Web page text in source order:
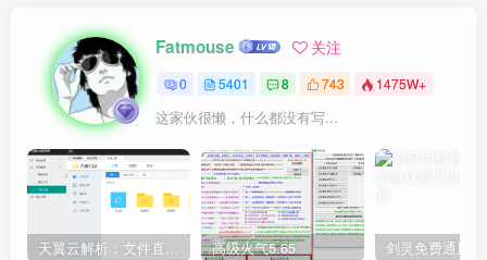
Fatmouse 关注
0 5401 8 743 1475W+
这家伙很懒，什么都没有写...
天翼云解析：文件直链获取源码 高级火气5.65